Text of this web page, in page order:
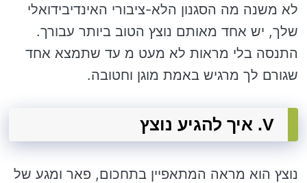
לא משנה מה הסגנון הלא-ציבורי האינדיבידואלי
שלך, יש אחד מאותם נוצץ הטוב ביותר עבורך.
התנסה בלי מראות לא מעט מ עד שתמצא אחד
שגורם לך מרגיש באמת מוגן וחטובה.
V. איך להגיע נוצץ
נוצץ הוא מראה המתאפיין בתחכום, פאר ומגע של